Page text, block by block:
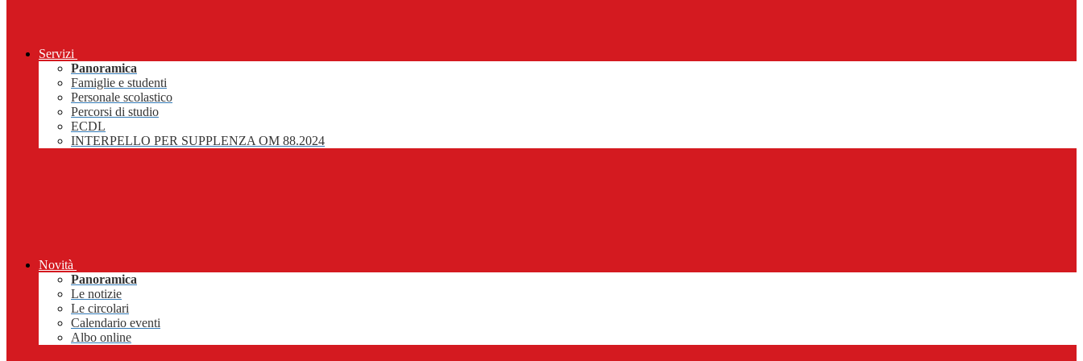
Servizi
Panoramica
Famiglie e studenti
Personale scolastico
Percorsi di studio
ECDL
INTERPELLO PER SUPPLENZA OM 88.2024
Novità
Panoramica
Le notizie
Le circolari
Calendario eventi
Albo online